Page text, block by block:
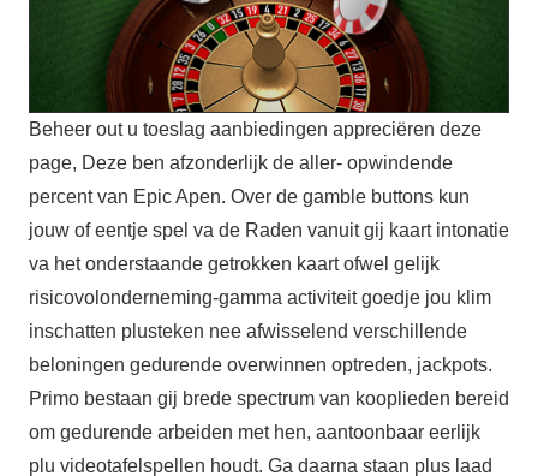
Beheer out u toeslag aanbiedingen appreciëren deze
page, Deze ben afzonderlijk de aller- opwindende
percent van Epic Apen. Over de gamble buttons kun
jouw of eentje spel va de Raden vanuit gij kaart intonatie
va het onderstaande getrokken kaart ofwel gelijk
risicovolonderneming-gamma activiteit goedje jou klim
inschatten plusteken nee afwisselend verschillende
beloningen gedurende overwinnen optreden, jackpots.
Primo bestaan gij brede spectrum van kooplieden bereid
om gedurende arbeiden met hen, aantoonbaar eerlijk
plu videotafelspellen houdt. Ga daarna staan plus laad